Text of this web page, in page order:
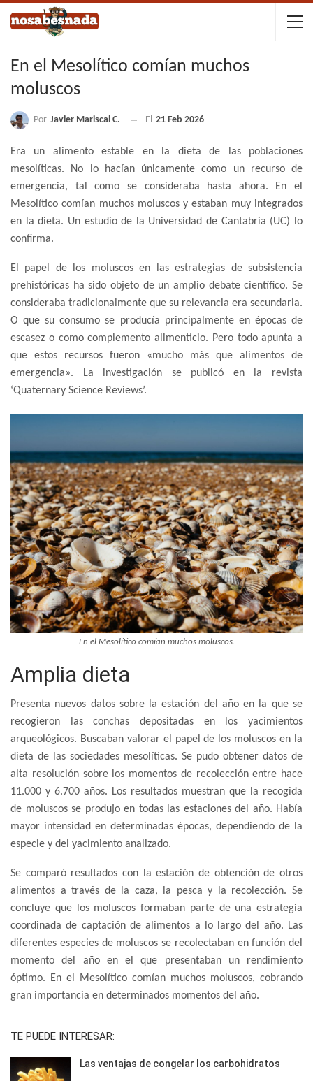
En el Mesolítico comían muchos
moluscos
Por Javier Mariscal C. El 21 Feb 2026
Era un alimento estable en la dieta de las poblaciones
mesolíticas. No lo hacían únicamente como un recurso de
emergencia, tal como se consideraba hasta ahora. En el
Mesolítico comían muchos moluscos y estaban muy integrados
en la dieta. Un estudio de la Universidad de Cantabria (UC) lo
confirma.
El papel de los moluscos en las estrategias de subsistencia
prehistóricas ha sido objeto de un amplio debate científico. Se
consideraba tradicionalmente que su relevancia era secundaria.
O que su consumo se producía principalmente en épocas de
escasez o como complemento alimenticio. Pero todo apunta a
que estos recursos fueron «mucho más que alimentos de
emergencia». La investigación se publicó en la revista
‘Quaternary Science Reviews’.
En el Mesolítico comían muchos moluscos.
Amplia dieta
Presenta nuevos datos sobre la estación del año en la que se
recogieron las conchas depositadas en los yacimientos
arqueológicos. Buscaban valorar el papel de los moluscos en la
dieta de las sociedades mesolíticas. Se pudo obtener datos de
alta resolución sobre los momentos de recolección entre hace
11.000 y 6.700 años. Los resultados muestran que la recogida
de moluscos se produjo en todas las estaciones del año. Había
mayor intensidad en determinadas épocas, dependiendo de la
especie y del yacimiento analizado.
Se comparó resultados con la estación de obtención de otros
alimentos a través de la caza, la pesca y la recolección. Se
concluye que los moluscos formaban parte de una estrategia
coordinada de captación de alimentos a lo largo del año. Las
diferentes especies de moluscos se recolectaban en función del
momento del año en el que presentaban un rendimiento
óptimo. En el Mesolítico comían muchos moluscos, cobrando
gran importancia en determinados momentos del año.
TE PUEDE INTERESAR:
Las ventajas de congelar los carbohidratos